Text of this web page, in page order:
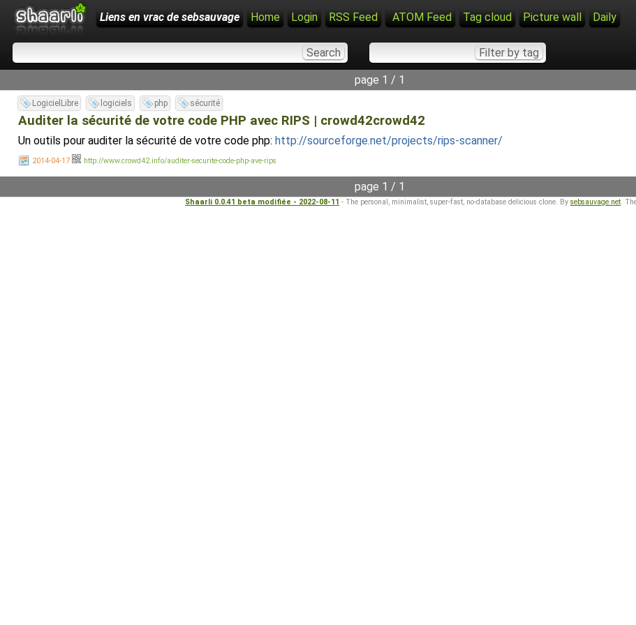
Liens en vrac de sebsauvage Home Login RSS Feed ATOM Feed Tag cloud Picture wall Daily
page 1 / 1
LogicielLibre logiciels php sécurité
Auditer la sécurité de votre code PHP avec RIPS | crowd42crowd42
Un outils pour auditer la sécurité de votre code php: http://sourceforge.net/projects/rips-scanner/
2014-04-17 http://www.crowd42.info/auditer-securite-code-php-ave-rips
page 1 / 1
Shaarli 0.0.41 beta modifiée - 2022-08-11 - The personal, minimalist, super-fast, no-database delicious clone. By sebsauvage.net.